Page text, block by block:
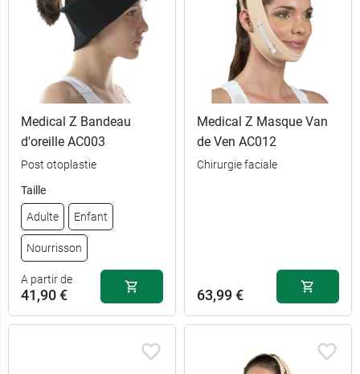
Adulte 2 55,90 €
Adulte 3 55,90 €
Medical Z Bandeau
d'oreille AC003
Post otoplastie
Taille
Adulte Enfant
Nourrisson
A partir de
41,90 €
Medical Z Masque Van
de Ven AC012
Chirurgie faciale
63,99 €